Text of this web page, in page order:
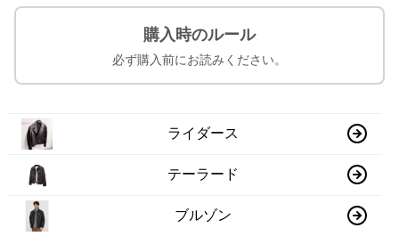
購入時のルール
必ず購入前にお読みください。
ライダース
テーラード
ブルゾン